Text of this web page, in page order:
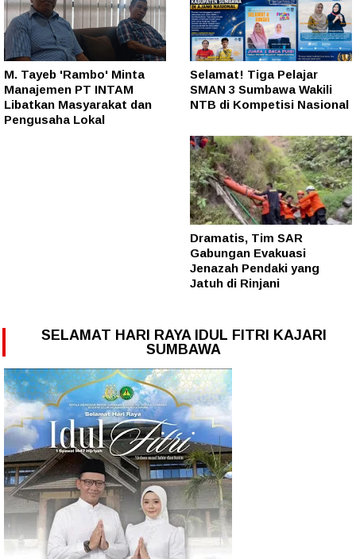
M. Tayeb 'Rambo' Minta
Manajemen PT INTAM
Libatkan Masyarakat dan
Pengusaha Lokal
Selamat! Tiga Pelajar
SMAN 3 Sumbawa Wakili
NTB di Kompetisi Nasional
Dramatis, Tim SAR
Gabungan Evakuasi
Jenazah Pendaki yang
Jatuh di Rinjani
SELAMAT HARI RAYA IDUL FITRI KAJARI
SUMBAWA